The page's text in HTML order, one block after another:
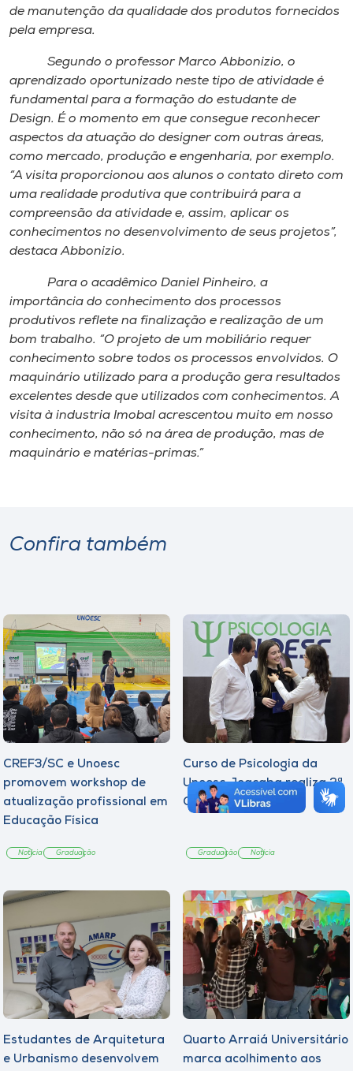
Museu
Unoesc
Store
Selecione
o idioma
de manutenção da qualidade dos produtos fornecidos
pela empresa.
Segundo o professor Marco Abbonizio, o
aprendizado oportunizado neste tipo de atividade é
fundamental para a formação do estudante de
Design. É o momento em que consegue reconhecer
aspectos da atuação do designer com outras áreas,
como mercado, produção e engenharia, por exemplo.
“A visita proporcionou aos alunos o contato direto com
uma realidade produtiva que contribuirá para a
compreensão da atividade e, assim, aplicar os
conhecimentos no desenvolvimento de seus projetos”,
destaca Abbonizio.
Para o acadêmico Daniel Pinheiro, a
importância do conhecimento dos processos
produtivos reflete na finalização e realização de um
bom trabalho. “O projeto de um mobiliário requer
conhecimento sobre todos os processos envolvidos. O
maquinário utilizado para a produção gera resultados
excelentes desde que utilizados com conhecimentos. A
visita à industria Imobal acrescentou muito em nosso
conhecimento, não só na área de produção, mas de
maquinário e matérias-primas.”
Confira também
CREF3/SC e Unoesc
promovem workshop de
atualização profissional em
Educação Física
Notícia Graduação
Curso de Psicologia da
Unoesc Joaçaba realiza 2ª
Cerimônia do Botton
Graduação Notícia
Estudantes de Arquitetura
e Urbanismo desenvolvem
Quarto Arraiá Universitário
marca acolhimento aos